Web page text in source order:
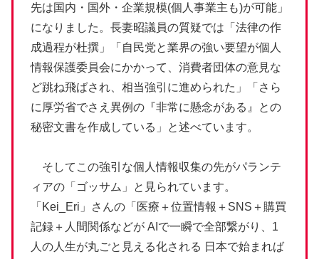
先は国内・国外・企業規模(個人事業主も)が可能」
になりました。長妻昭議員の質疑では「法律の作
成過程が杜撰」「自民党と業界の強い要望が個人
情報保護委員会にかかって、消費者団体の意見な
ど跳ね飛ばされ、相当強引に進められた」「さら
に厚労省でさえ異例の『非常に懸念がある』との
秘密文書を作成している」と述べています。
そしてこの強引な個人情報収集の先がパランテ
ィアの「ゴッサム」と見られています。
「Kei_Eri」さんの「医療＋位置情報＋SNS＋購買
記録＋人間関係などが AIで一瞬で全部繋がり、1
人の人生が丸ごと見える化される 日本で始まれば